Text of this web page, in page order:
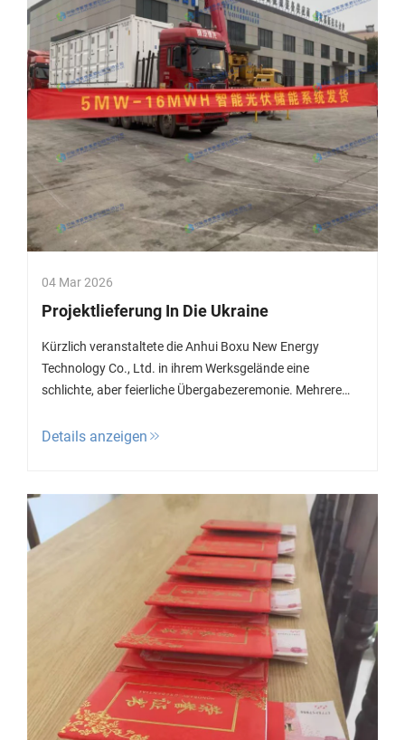
04 Mar 2026
Projektlieferung In Die Ukraine
Kürzlich veranstaltete die Anhui Boxu New Energy
Technology Co., Ltd. in ihrem Werksgelände eine
schlichte, aber feierliche Übergabezeremonie. Mehrere
Energiespeichersystemen mit einer Leistung von 5 MW /
Details anzeigen